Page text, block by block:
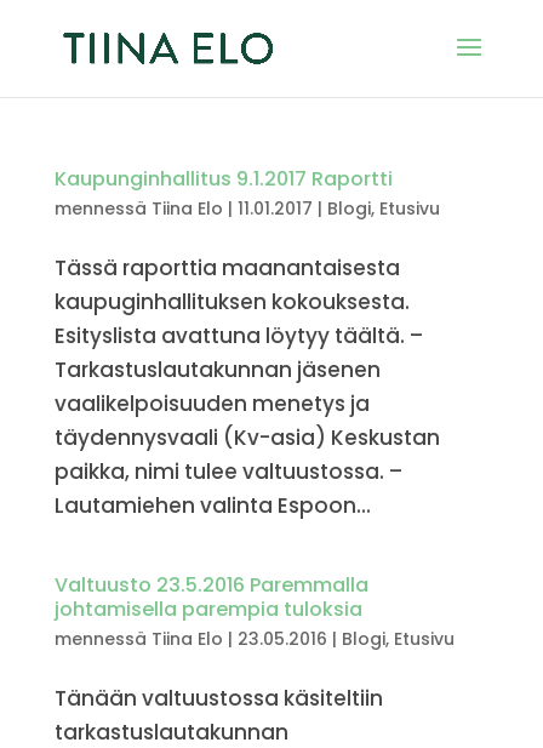
Kaupunginhallitus 9.1.2017 Raportti
mennessä Tiina Elo | 11.01.2017 | Blogi, Etusivu
Tässä raporttia maanantaisesta
kaupuginhallituksen kokouksesta.
Esityslista avattuna löytyy täältä. –
Tarkastuslautakunnan jäsenen
vaalikelpoisuuden menetys ja
täydennysvaali (Kv-asia) Keskustan
paikka, nimi tulee valtuustossa. –
Lautamiehen valinta Espoon...
Valtuusto 23.5.2016 Paremmalla
johtamisella parempia tuloksia
mennessä Tiina Elo | 23.05.2016 | Blogi, Etusivu
Tänään valtuustossa käsiteltiin
tarkastuslautakunnan